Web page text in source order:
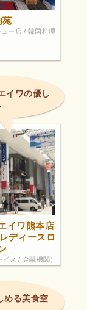
苑
ュー店 / 韓国料理
イワの優し
イワ熊本店
ディースロ
ビス / 金融機関）
める美食空